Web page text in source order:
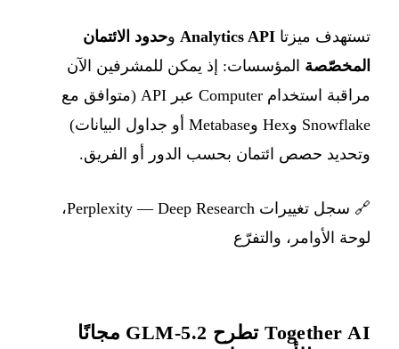
تستهدف ميزتا Analytics API وحدود الائتمان
المخصّصة المؤسسات: إذ يمكن للمشرفين الآن
مراقبة استخدام Computer عبر API (متوافق مع
Snowflake وHex وMetabase أو جداول البيانات)
وتحديد حصص ائتمان بحسب الدور أو الفريق.
🔗
سجل تغييرات Perplexity — Deep Research،
لوحة الأوامر، والتفرّع
Together AI تطرح GLM-5.2 مجانًا